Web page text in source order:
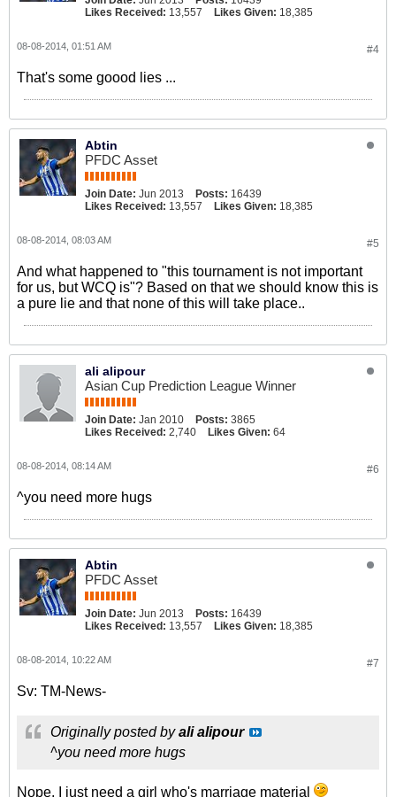
Likes Received: 13,557 Likes Given: 18,385
#4
08-08-2014, 01:51 AM
That's some goood lies ...
Abtin
PFDC Asset
Join Date: Jun 2013 Posts: 16439
Likes Received: 13,557 Likes Given: 18,385
#5
08-08-2014, 08:03 AM
And what happened to "this tournament is not important
for us, but WCQ is"? Based on that we should know this is
a pure lie and that none of this will take place..
ali alipour
Asian Cup Prediction League Winner
Join Date: Jan 2010 Posts: 3865
Likes Received: 2,740 Likes Given: 64
#6
08-08-2014, 08:14 AM
^you need more hugs
Abtin
PFDC Asset
Join Date: Jun 2013 Posts: 16439
Likes Received: 13,557 Likes Given: 18,385
#7
08-08-2014, 10:22 AM
Sv: TM-News-
Originally posted byali alipour
^you need more hugs
Nope, I just need a girl who's marriage material